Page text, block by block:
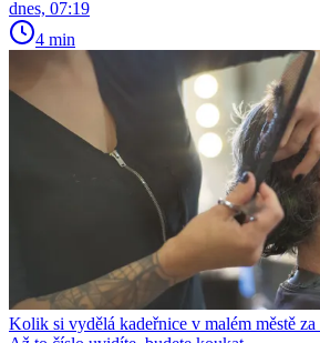
dnes, 07:19
4 min
Kolik si vydělá kadeřnice v malém městě